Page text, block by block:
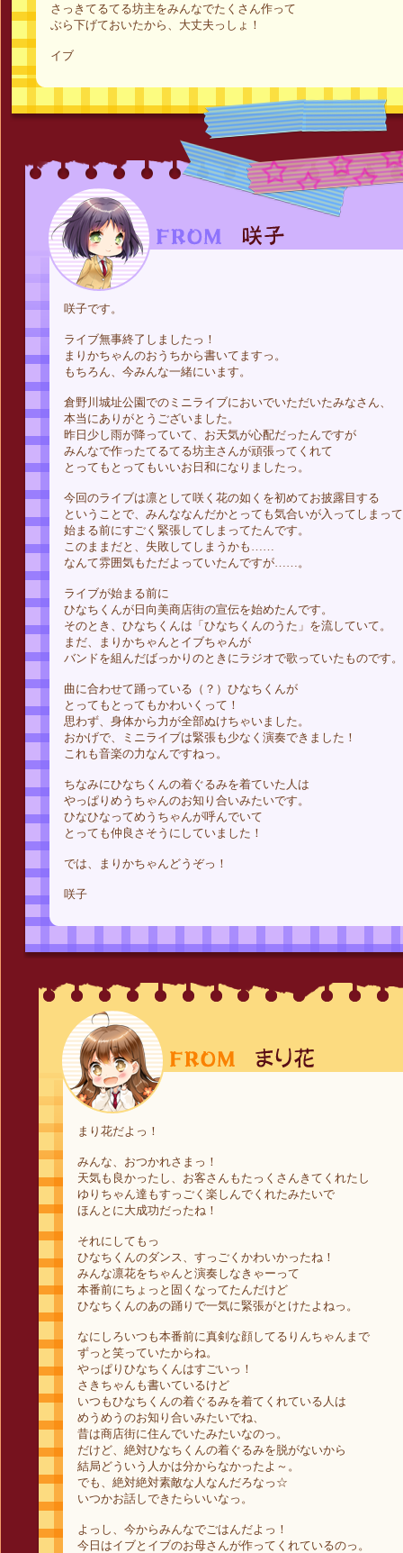
さっきてるてる坊主をみんなでたくさん作って
ぶら下げておいたから、大丈夫っしょ！
イブ
咲子です。
ライブ無事終了しましたっ！
まりかちゃんのおうちから書いてますっ。
もちろん、今みんな一緒にいます。
倉野川城址公園でのミニライブにおいでいただいたみなさん、
本当にありがとうございました。
昨日少し雨が降っていて、お天気が心配だったんですが
みんなで作ったてるてる坊主さんが頑張ってくれて
とってもとってもいいお日和になりましたっ。
今回のライブは凛として咲く花の如くを初めてお披露目する
ということで、みんななんだかとっても気合いが入ってしまって
始まる前にすごく緊張してしまってたんです。
このままだと、失敗してしまうかも……
なんて雰囲気もただよっていたんですが……。
ライブが始まる前に
ひなちくんが日向美商店街の宣伝を始めたんです。
そのとき、ひなちくんは「ひなちくんのうた」を流していて。
まだ、まりかちゃんとイブちゃんが
バンドを組んだばっかりのときにラジオで歌っていたものです。
曲に合わせて踊っている（？）ひなちくんが
とってもとってもかわいくって！
思わず、身体から力が全部ぬけちゃいました。
おかげで、ミニライブは緊張も少なく演奏できました！
これも音楽の力なんですねっ。
ちなみにひなちくんの着ぐるみを着ていた人は
やっぱりめうちゃんのお知り合いみたいです。
ひなひなってめうちゃんが呼んでいて
とっても仲良さそうにしていました！
では、まりかちゃんどうぞっ！
咲子
まり花だよっ！
みんな、おつかれさまっ！
天気も良かったし、お客さんもたっくさんきてくれたし
ゆりちゃん達もすっごく楽しんでくれたみたいで
ほんとに大成功だったね！
それにしてもっ
ひなちくんのダンス、すっごくかわいかったね！
みんな凛花をちゃんと演奏しなきゃーって
本番前にちょっと固くなってたんだけど
ひなちくんのあの踊りで一気に緊張がとけたよねっ。
なにしろいつも本番前に真剣な顔してるりんちゃんまで
ずっと笑っていたからね。
やっぱりひなちくんはすごいっ！
さきちゃんも書いているけど
いつもひなちくんの着ぐるみを着てくれている人は
めうめうのお知り合いみたいでね、
昔は商店街に住んでいたみたいなのっ。
だけど、絶対ひなちくんの着ぐるみを脱がないから
結局どういう人かは分からなかったよ～。
でも、絶対絶対素敵な人なんだろなっ☆
いつかお話しできたらいいなっ。
よっし、今からみんなでごはんだよっ！
今日はイブとイブのお母さんが作ってくれているのっ。